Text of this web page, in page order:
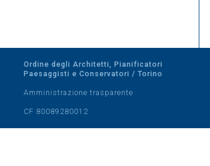
Ordine degli Architetti, Pianificatori
Paesaggisti e Conservatori / Torino
Amministrazione trasparente
CF 80089280012